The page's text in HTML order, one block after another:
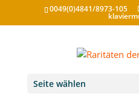
0049(0)4841/8973-105
Seite wählen